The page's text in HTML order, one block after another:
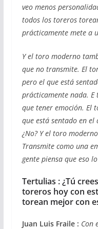
veo menos
todos los toreros
prácticamente mete a
Y el toro moderno
que no transmite. El
pero el que está
prácticamente nada.
que tener emoción. El
que está sentado en el
¿No? Y el toro
Transmite como una
gente piensa que eso
Tertulias : ¿Tú
toreros hoy con
torean mejor con
Juan Luis Fraile : Con